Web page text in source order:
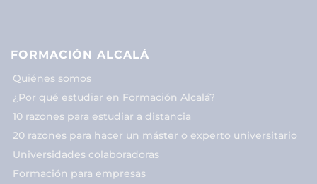
FORMACIÓN ALCALÁ
Quiénes somos
¿Por qué estudiar en Formación Alcalá?
10 razones para estudiar a distancia
20 razones para hacer un máster o experto universitario
Universidades colaboradoras
Formación para empresas